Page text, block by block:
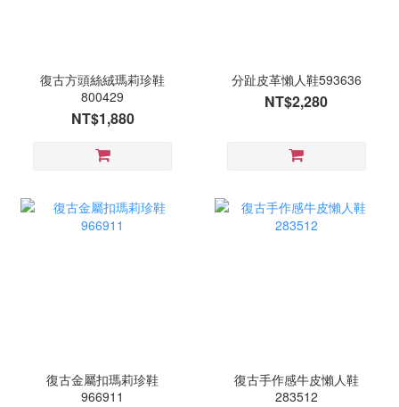
復古方頭絲絨瑪莉珍鞋
800429
NT$1,880
分趾皮革懶人鞋593636
NT$2,280
復古金屬扣瑪莉珍鞋
966911
復古手作感牛皮懶人鞋
283512